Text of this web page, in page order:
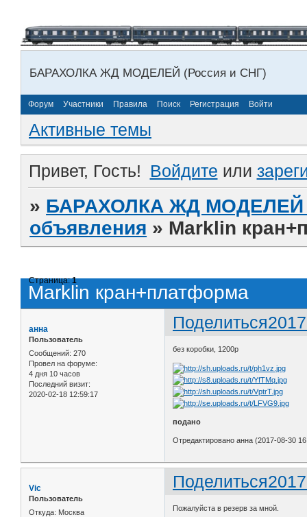
БАРАХОЛКА ЖД МОДЕЛЕЙ (Россия и СНГ)
Форум Участники Правила Поиск Регистрация Войти
Активные темы
Привет, Гость! Войдите или
» БАРАХОЛКА ЖД МОДЕЛЕЙ
объявления » Marklin
Marklin кран+платформа
Страница:1
Поделиться
анна
Пользователь
Сообщений: 270
Провел на форуме:
4 дня 10 часов
Последний визит:
2020-02-18 12:59:17
без коробки, 1200р
подано
Отредактировано анна (2017-08-30
Поделиться
Vic
Пользователь
Откуда: Москва
Пожалуйста в резерв за мной.